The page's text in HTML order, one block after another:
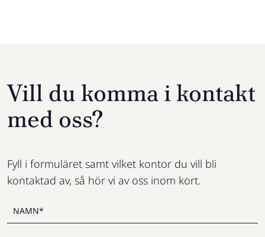
Vill du komma i kontakt
med oss?
Fyll i formuläret samt vilket kontor du vill bli
kontaktad av, så hör vi av oss inom kort.